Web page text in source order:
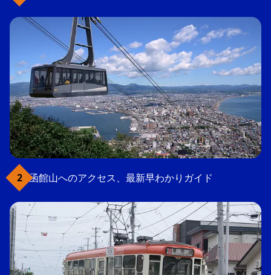
函館山へのアクセス、最新早わかりガイド